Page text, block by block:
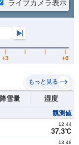
もっと見る
降雪量 湿度
観測値
37.3℃
12:44
13:48